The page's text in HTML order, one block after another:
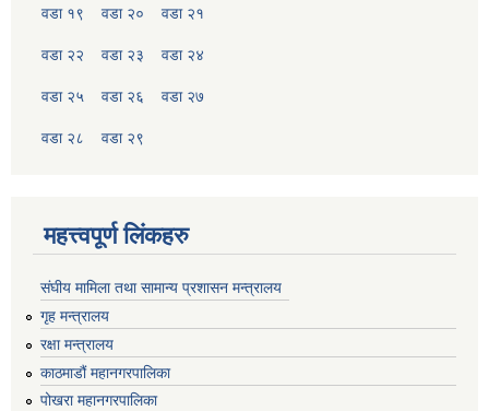
वडा १९ वडा २० वडा २१
वडा २२ वडा २३ वडा २४
वडा २५ वडा २६ वडा २७
वडा २८ वडा २९
महत्त्वपूर्ण लिंकहरु
संघीय मामिला तथा सामान्य प्रशासन मन्त्रालय
गृह मन्त्रालय
रक्षा मन्त्रालय
काठमाडौं महानगरपालिका
पोखरा महानगरपालिका